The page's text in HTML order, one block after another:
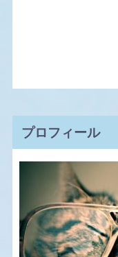
プロフィール